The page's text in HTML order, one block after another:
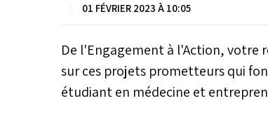
01 FÉVRIER 2023 À 10:05
De l'Engagement à l'Action, votre
sur ces projets prometteurs qui
étudiant en médecine et